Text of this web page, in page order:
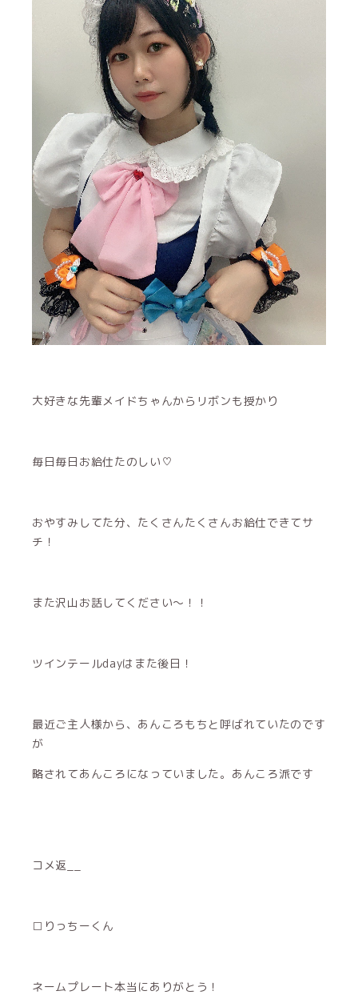
大好きな先輩メイドちゃんからリボンも授かり
毎日毎日お給仕たのしい♡
おやすみしてた分、たくさんたくさんお給仕できてサ
チ！
また沢山お話してください～！！
ツインテールdayはまた後日！
最近ご主人様から、あんころもちと呼ばれていたのです
が
略されてあんころになっていました。あんころ派です
コメ返__
□りっちーくん
ネームプレート本当にありがとう！